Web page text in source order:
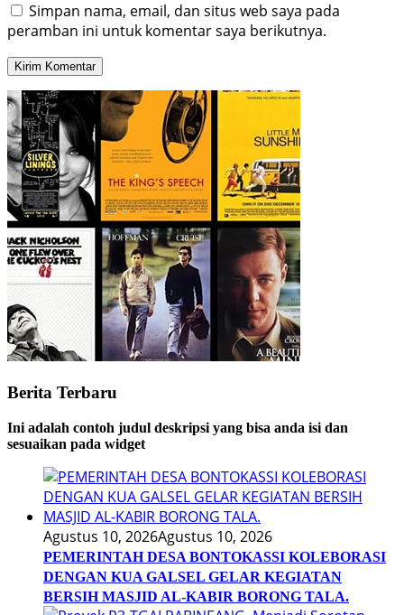
Simpan nama, email, dan situs web saya pada
peramban ini untuk komentar saya berikutnya.
Berita Terbaru
Ini adalah contoh judul deskripsi yang bisa anda isi dan
sesuaikan pada widget
Agustus 10, 2026Agustus 10, 2026
PEMERINTAH DESA BONTOKASSI KOLEBORASI
DENGAN KUA GALSEL GELAR KEGIATAN
BERSIH MASJID AL-KABIR BORONG TALA.